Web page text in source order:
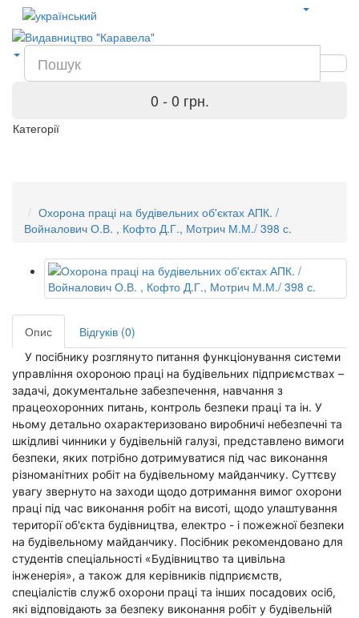
0 - 0 грн.
Категорії
Охорона праці на будівельних об'єктах АПК. /
Войналович О.В. , Кофто Д.Г., Мотрич М.М./ 398 с.
Опис Відгуків (0)
У посібнику розглянуто питання функціонування системи
управління охороною праці на будівельних підприємствах –
задачі, документальне забезпечення, навчання з
працеохоронних питань, контроль безпеки праці та ін. У
ньому детально охарактеризовано виробничі небезпечні та
шкідливі чинники у будівельній галузі, представлено вимоги
безпеки, яких потрібно дотримуватися під час виконання
різноманітних робіт на будівельному майданчику. Суттєву
увагу звернуто на заходи щодо дотримання вимог охорони
праці під час виконання робіт на висоті, щодо улаштування
території об'єкта будівництва, електро - і пожежної безпеки
на будівельному майданчику. Посібник рекомендовано для
студентів спеціальності «Будівництво та цивільна
інженерія», а також для керівників підприємств,
спеціалістів служб охорони праці та інших посадових осіб,
які відповідають за безпеку виконання робіт у будівельній